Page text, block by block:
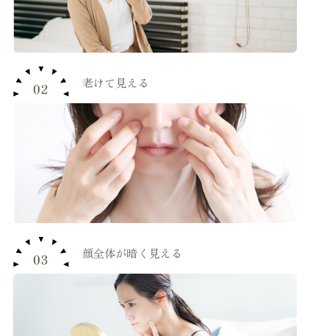
老けて見える
顔全体が暗く見える